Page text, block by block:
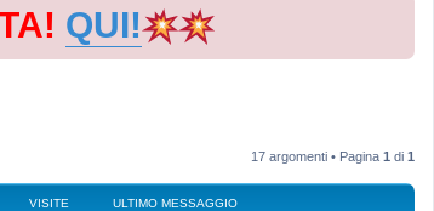
QUI!
17 argomenti • Pagina 1 di 1
VISITE ULTIMO MESSAGGIO